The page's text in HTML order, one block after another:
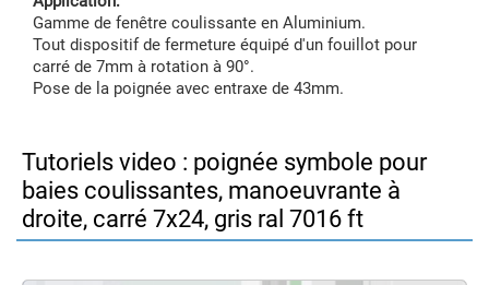
Gamme de fenêtre coulissante en Aluminium.
Tout dispositif de fermeture équipé d'un fouillot pour
carré de 7mm à rotation à 90°.
Pose de la poignée avec entraxe de 43mm.
Tutoriels video : poignée symbole pour
baies coulissantes, manoeuvrante à
droite, carré 7x24, gris ral 7016 ft